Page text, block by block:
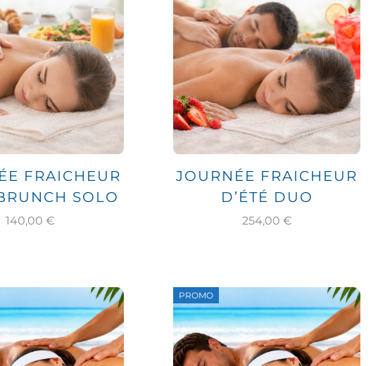
FRAICHEUR
SOLO
140,00 €
JOURNÉE FRAICHEUR
D’ÉTÉ DUO
254,00 €
PROMO